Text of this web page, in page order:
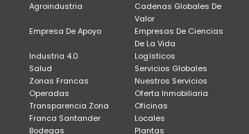
Agroindustria
Cadenas Globales De
Valor
Empresa De Apoyo
Empresas De Ciencias
De La Vida
Industria 4.0
Logísticos
Salud
Servicios Globales
Zonas Francas
Operadas
Nuestros Servicios
Oferta Inmobiliaria
Transparencia Zona
Franca Santander
Oficinas
Locales
Bodegas
Plantas